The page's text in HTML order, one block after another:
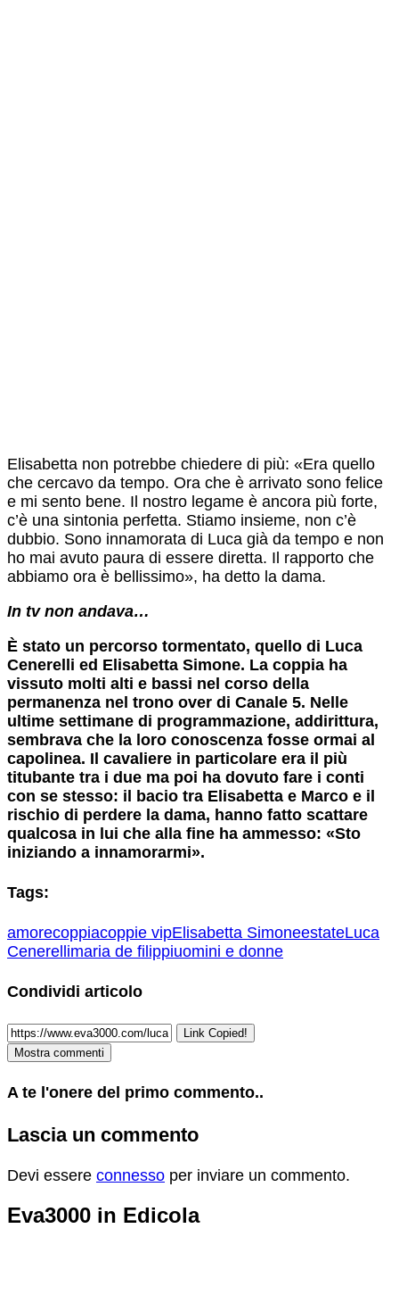
Elisabetta non potrebbe chiedere di più: «Era quello
che cercavo da tempo. Ora che è arrivato sono felice
e mi sento bene. Il nostro legame è ancora più forte,
c’è una sintonia perfetta. Stiamo insieme, non c’è
dubbio. Sono innamorata di Luca già da tempo e non
ho mai avuto paura di essere diretta. Il rapporto che
abbiamo ora è bellissimo», ha detto la dama.
In tv non andava…
È stato un percorso tormentato, quello di Luca
Cenerelli ed Elisabetta Simone. La coppia ha
vissuto molti alti e bassi nel corso della
permanenza nel trono over di Canale 5. Nelle
ultime settimane di programmazione, addirittura,
sembrava che la loro conoscenza fosse ormai al
capolinea. Il cavaliere in particolare era il più
titubante tra i due ma poi ha dovuto fare i conti
con se stesso: il bacio tra Elisabetta e Marco e il
rischio di perdere la dama, hanno fatto scattare
qualcosa in lui che alla fine ha ammesso: «Sto
iniziando a innamorarmi».
Tags:
amorecoppiacoppie vipElisabetta SimoneestateLuca
Cenerellimaria de filippiuomini e donne
Condividi articolo
Link Copied!
Mostra commenti
A te l'onere del primo commento..
Lascia un commento
Devi essere connesso per inviare un commento.
Eva3000 in Edicola